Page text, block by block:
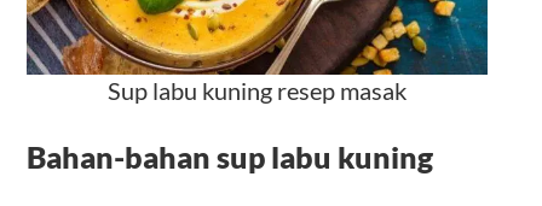
Sup labu kuning resep masak
Bahan-bahan sup labu kuning